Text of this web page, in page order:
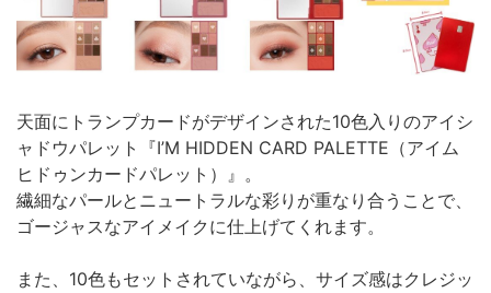
天面にトランプカードがデザインされた10色入りのアイシ
ャドウパレット『I’M HIDDEN CARD PALETTE（アイム
ヒドゥンカードパレット）』。
繊細なパールとニュートラルな彩りが重なり合うことで、
ゴージャスなアイメイクに仕上げてくれます。
また、10色もセットされていながら、サイズ感はクレジッ